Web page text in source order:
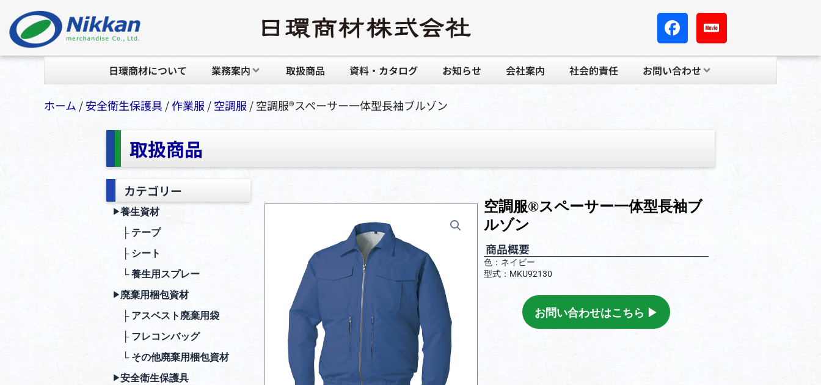
日環商材について 業務案内 取扱商品 資料・カタログ お知らせ 会社案内 社会的責任 お問い合わせ
ホーム /安全衛⽣保護具 /作業服 /空調服 / 空調服®︎スペーサー一体型長袖ブルゾン
取扱商品
カテゴリー
▶︎養生資材
├ テープ
├ シート
└ 養生用スプレー
▶︎廃棄⽤梱包資材
├ アスベスト廃棄用袋
├ フレコンバッグ
└ その他廃棄用梱包資材
▶︎安全衛⽣保護具
空調服®︎スペーサー一体型長袖ブ
ルゾン
商品概要
色：ネイビー
型式：MKU92130
お問い合わせはこちら ▶︎